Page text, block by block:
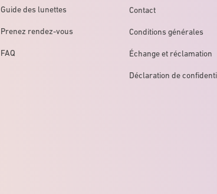
Guide des lunettes
Prenez rendez-vous
FAQ
Contact
Conditions générales
Échange et réclamation
Déclaration de